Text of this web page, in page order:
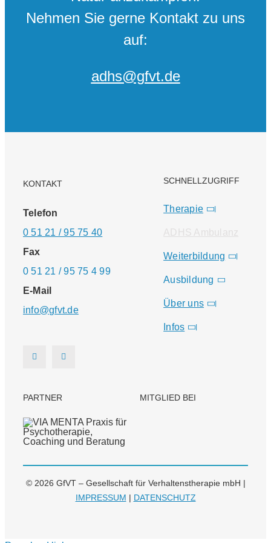
Nehmen Sie gerne Kontakt zu uns
auf:
adhs@gfvt.de
KONTAKT
Telefon
0 51 21 / 95 75 40
Fax
0 51 21 / 95 75 4 99
E-Mail
info@gfvt.de
SCHNELLZUGRIFF
Therapie
ADHS Ambulanz
Weiterbildung
Ausbildung
Über uns
Infos
MITGLIED BEI
PARTNER
© 2026 GfVT – Gesellschaft für Verhaltenstherapie mbH |
IMPRESSUM | DATENSCHUTZ